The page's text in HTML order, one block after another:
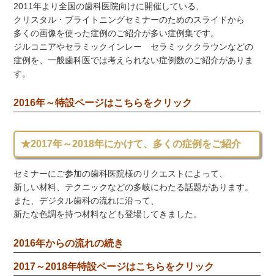
2011年より全国の歯科医院向けに開催している、
クリスタル・ブライトニングセミナーのためのスライドから
多くの画像を使った症例のご紹介が多い症例集です。
ジルコニアやセラミックインレー セラミッククラウンなどの
症例を、一般歯科医では考えられない症例数のご紹介がありま
す。
2016年～特設ページはこちらをクリック
★2017年～2018年にかけて、多くの症例をご紹介
セミナーにご参加の歯科医院様のリクエストによって、
新しい材料、テクニックなどの多岐にわたる話題があります。
また、デジタル歯科の流れに沿って、
新たな色調を持つ材料なども登場してきました。
2016年からの流れの続き
2017～2018年特設ページはこちらをクリック